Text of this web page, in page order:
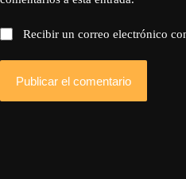
Recibir un correo electrónico
Publicar el comentario